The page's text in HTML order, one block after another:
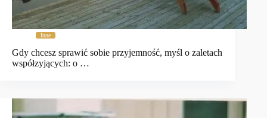
Inne
Gdy chcesz sprawić sobie przyjemność, myśl o zaletach
współzyjących: o …